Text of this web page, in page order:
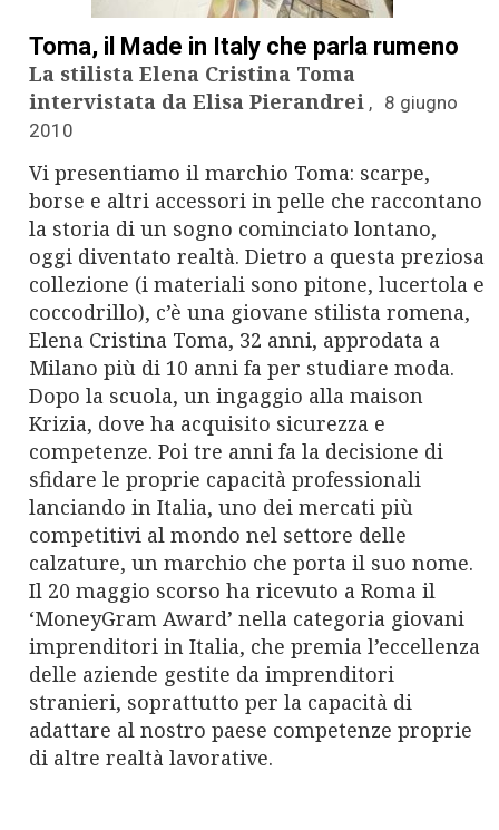
a
v
g
a
t
i
o
n
Toma, il Made in Italy che parla rumeno
La stilista Elena Cristina Toma
intervistata da Elisa Pierandrei
8 giugno
2010
Vi presentiamo il marchio Toma: scarpe,
borse e altri accessori in pelle che raccontano
la storia di un sogno cominciato lontano,
oggi diventato realtà. Dietro a questa preziosa
collezione (i materiali sono pitone, lucertola e
coccodrillo), c’è una giovane stilista romena,
Elena Cristina Toma, 32 anni, approdata a
Milano più di 10 anni fa per studiare moda.
Dopo la scuola, un ingaggio alla maison
Krizia, dove ha acquisito sicurezza e
competenze. Poi tre anni fa la decisione di
sfidare le proprie capacità professionali
lanciando in Italia, uno dei mercati più
competitivi al mondo nel settore delle
calzature, un marchio che porta il suo nome.
Il 20 maggio scorso ha ricevuto a Roma il
‘MoneyGram Award’ nella categoria giovani
imprenditori in Italia, che premia l’eccellenza
delle aziende gestite da imprenditori
stranieri, soprattutto per la capacità di
adattare al nostro paese competenze proprie
di altre realtà lavorative.